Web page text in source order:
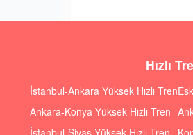
Hızlı
İstanbul-Ankara Yüksek Hızlı Tren
Ankara-Konya Yüksek Hızlı Tren
İstanbul-Sivas Yüksek Hızlı Tren